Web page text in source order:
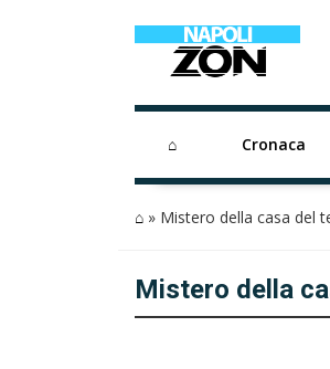
⌂ Cronaca
⌂ » Mistero della casa del
Mistero della